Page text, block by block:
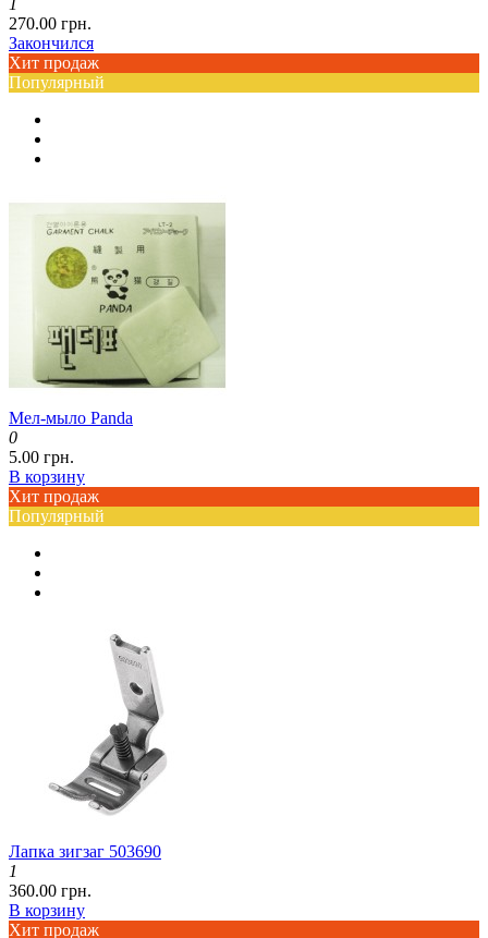
270.00 грн.
Закончился
Хит продаж
Популярный
Мел-мыло Panda
0
5.00 грн.
В корзину
Хит продаж
Популярный
Лапка зигзаг 503690
1
360.00 грн.
В корзину
Хит продаж